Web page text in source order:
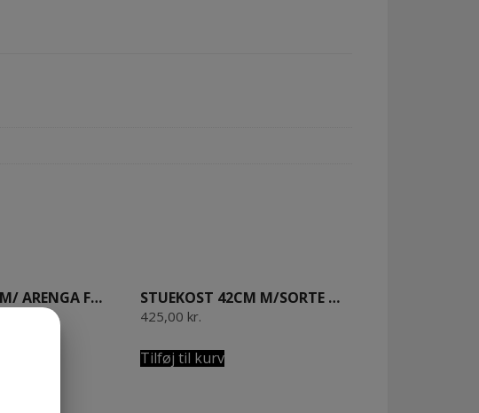
GRILLBØRSTE M/ ARENGA FIBER 27 CM. OLIERET BØGETRÆ STUEKOST 42CM M/SORTE HESTEHALEHÅR. OLIERET BØGETRÆ
425,00 kr.
Tilføj til kurv